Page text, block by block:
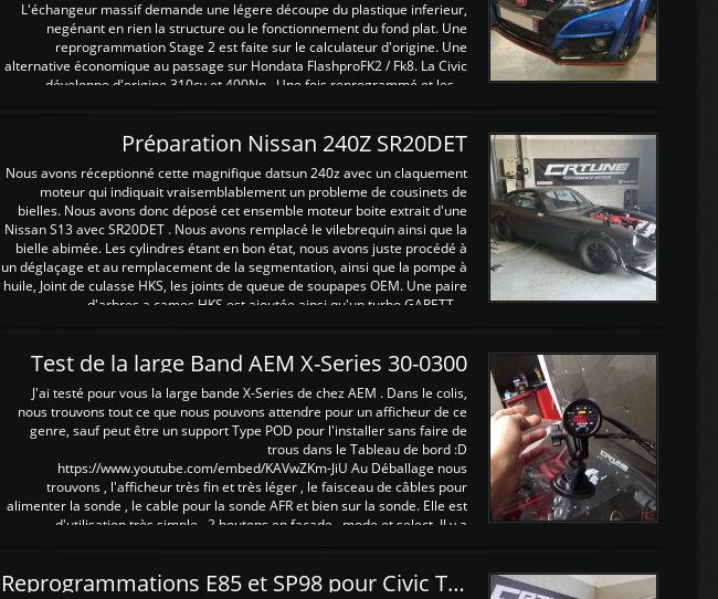
L'échangeur massif demande une légere découpe du plastique inferieur,
negénant en rien la structure ou le fonctionnement du fond plat. Une
reprogrammation Stage 2 est faite sur le calculateur d'origine. Une
alternative économique au passage sur Hondata FlashproFK2 / Fk8. La Civic
développe d'origine 310cv et 400Nn , Une fois reprogrammé et les ...
Préparation Nissan 240Z SR20DET
Nous avons réceptionné cette magnifique datsun 240z avec un claquement
moteur qui indiquait vraisemblablement un probleme de cousinets de
bielles. Nous avons donc déposé cet ensemble moteur boite extrait d'une
Nissan S13 avec SR20DET . Nous avons remplacé le vilebrequin ainsi que la
bielle abimée. Les cylindres étant en bon état, nous avons juste procédé à
un déglaçage et au remplacement de la segmentation, ainsi que la pompe à
huile, Joint de culasse HKS, les joints de queue de soupapes OEM. Une paire
d'arbres a cames HKS est ajoutée ainsi qu'un turbo GARETT ...
Test de la large Band AEM X-Series 30-0300
J'ai testé pour vous la large bande X-Series de chez AEM . Dans le colis,
nous trouvons tout ce que nous pouvons attendre pour un afficheur de ce
genre, sauf peut être un support Type POD pour l'installer sans faire de
trous dans le Tableau de bord :D
https://www.youtube.com/embed/KAVwZKm-JiU Au Déballage nous
trouvons , l'afficheur très fin et très léger , le faisceau de câbles pour
alimenter la sonde , le cable pour la sonde AFR et bien sur la sonde. Elle est
d'utilisation très simple , 2 boutons en façade , mode et select. Il y a
Reprogrammations E85 et SP98 pour Civic Type R FN2